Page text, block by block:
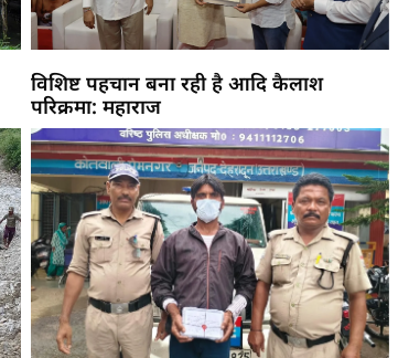
विशिष्ट पहचान बना रही है आदि कैलाश
परिक्रमा: महाराज